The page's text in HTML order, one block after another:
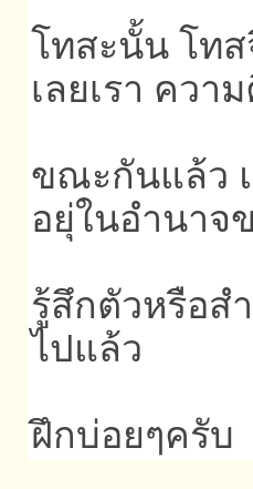
โทสะนั้น โท
เลยเรา ควา
ขณะกันแล้ว
อยุ่ในอำนาจ
รู้สึกตัวหรือส
ไปแล้ว
ฝึกบ่อยๆครับ